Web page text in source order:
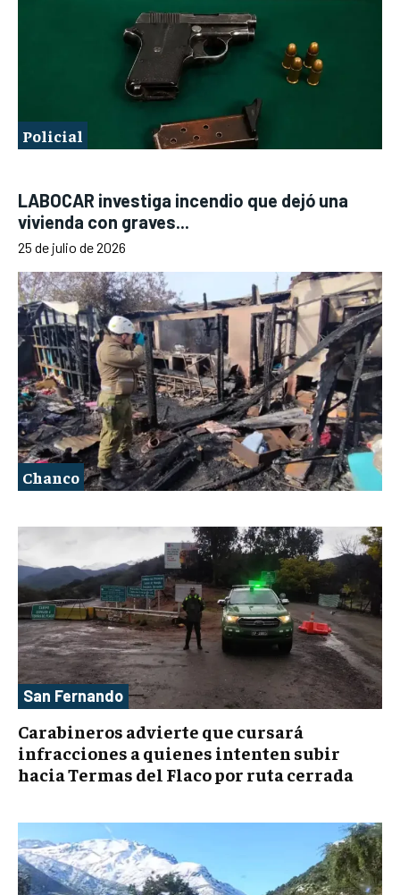
Policial
LABOCAR investiga incendio que dejó una
vivienda con graves...
25 de julio de 2026
Chanco
San Fernando
Carabineros advierte que cursará
infracciones a quienes intenten subir
hacia Termas del Flaco por ruta cerrada